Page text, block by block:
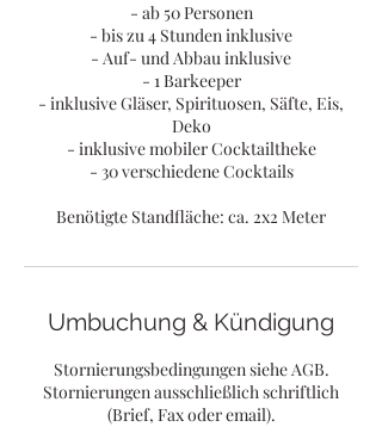
- ab 50 Personen
- bis zu 4 Stunden inklusive
- Auf- und Abbau inklusive
- 1 Barkeeper
- inklusive Gläser, Spirituosen, Säfte, Eis,
Deko
- inklusive mobiler Cocktailtheke
- 30 verschiedene Cocktails
Umbuchung & Kündigung
Stornierungsbedingungen siehe AGB.
Stornierungen ausschließlich schriftlich
(Brief, Fax oder email).